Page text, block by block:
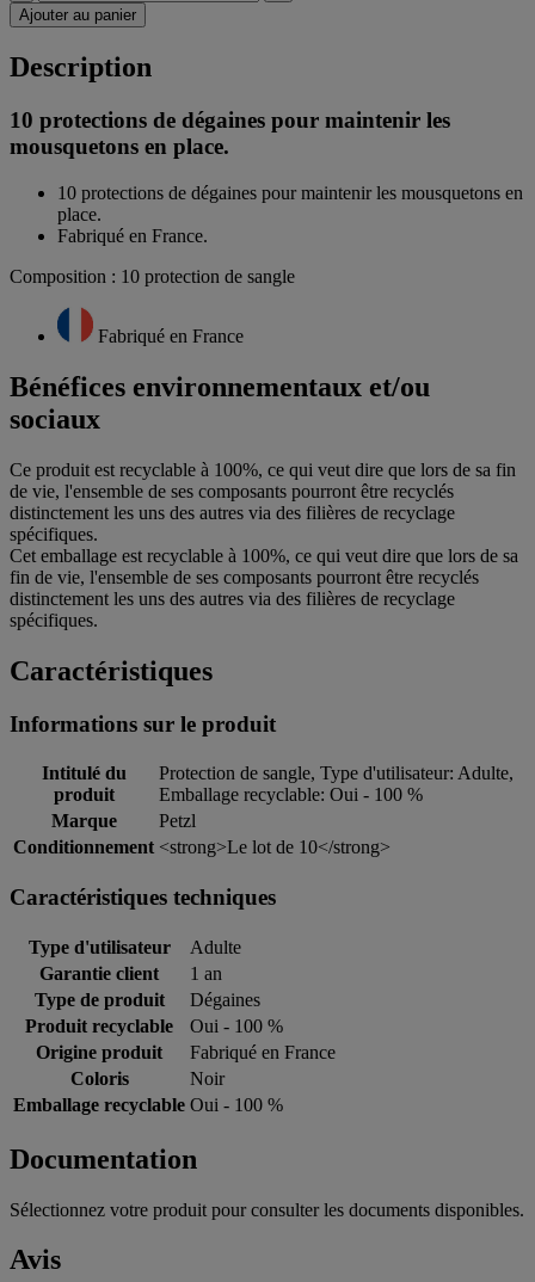
Ajouter au panier
Description
10 protections de dégaines pour maintenir les
mousquetons en place.
10 protections de dégaines pour maintenir les mousquetons en
place.
Fabriqué en France.
Composition : 10 protection de sangle
Fabriqué en France
Bénéfices environnementaux et/ou
sociaux
Ce produit est recyclable à 100%, ce qui veut dire que lors de sa fin
de vie, l'ensemble de ses composants pourront être recyclés
distinctement les uns des autres via des filières de recyclage
spécifiques.
Cet emballage est recyclable à 100%, ce qui veut dire que lors de sa
fin de vie, l'ensemble de ses composants pourront être recyclés
distinctement les uns des autres via des filières de recyclage
spécifiques.
Caractéristiques
Informations sur le produit
Intitulé du
produit
Protection de sangle, Type d'utilisateur: Adulte,
Emballage recyclable: Oui - 100 %
Marque
Petzl
Conditionnement <strong>Le lot de 10</strong>
Caractéristiques techniques
Type d'utilisateur
Adulte
Garantie client
1 an
Type de produit
Dégaines
Produit recyclable
Oui - 100 %
Origine produit
Fabriqué en France
Coloris
Noir
Emballage recyclable Oui - 100 %
Documentation
Sélectionnez votre produit pour consulter les documents disponibles.
Avis